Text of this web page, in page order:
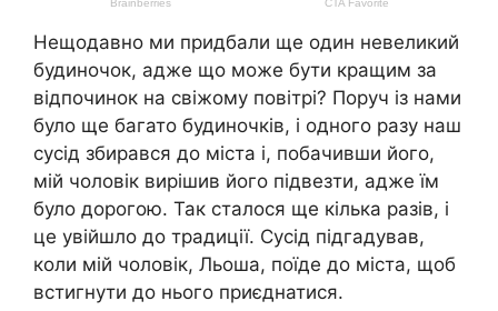
Нещодавно ми придбали ще один невеликий
будиночок, адже що може бути кращим за
відпочинок на свіжому повітрі? Поруч із нами
було ще багато будиночків, і одного разу наш
сусід збирався до міста і, побачивши його,
мій чоловік вирішив його підвезти, адже їм
було дорогою. Так сталося ще кілька разів, і
це увійшло до традиції. Сусід підгадував,
коли мій чоловік, Льоша, поїде до міста, щоб
встигнути до нього приєднатися.